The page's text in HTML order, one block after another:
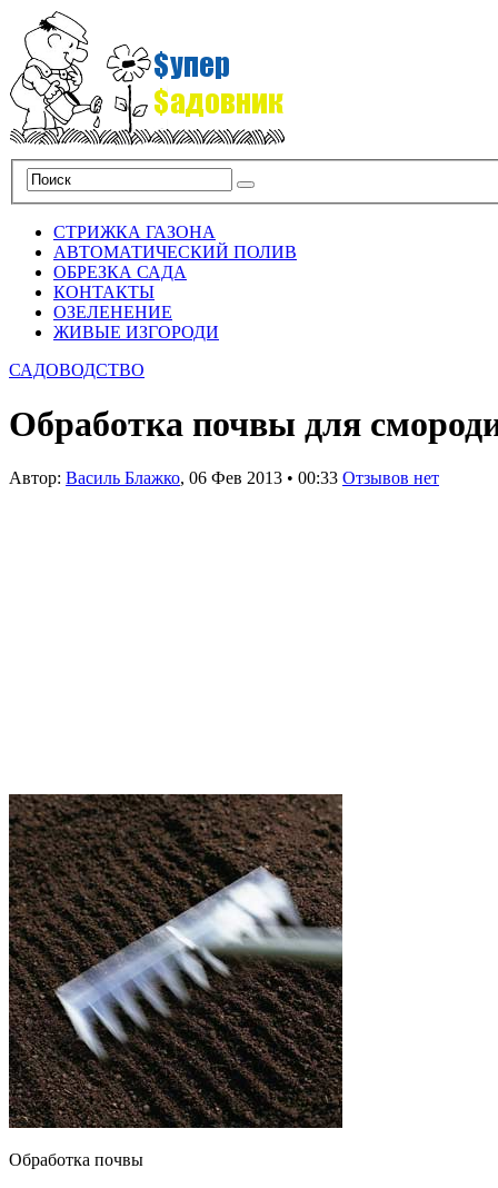
СТРИЖКА ГАЗОНА
АВТОМАТИЧЕСКИЙ ПОЛИВ
ОБРЕЗКА САДА
КОНТАКТЫ
ОЗЕЛЕНЕНИЕ
ЖИВЫЕ ИЗГОРОДИ
САДОВОДСТВО
Обработка почвы для
Автор: Василь Блажко, 06 Фев 2013 • 00:33 Отзывов нет
Обработка почвы